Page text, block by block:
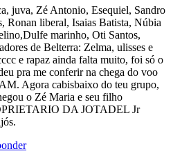
juva, Zé Antonio, Esequiel, Sandro
Ronan liberal, Isaias Batista, Núbia
marinho, Oti Santos,
de Belterra: Zelma, ulisses e
e rapaz ainda falta muito, foi só o
pra me conferir na chega do voo
Agora cabisbaixo do teu grupo,
o Zé Maria e seu filho
DA JOTADEL Jr